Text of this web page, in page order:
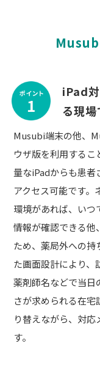
iPad
る現
Musubi端末の他、
ウザ版を利用するこ
量なiPadからも患者
アクセス可能です。
環境があれば、いつ
情報が確認できる他
ため、薬局外への持
た画面設計により、
薬剤師名などで当日
さが求められる在
り替えながら、対
す。